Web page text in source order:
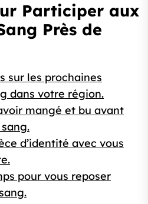
Participer aux
Près de
sur les prochaines
dans votre région.
mangé et bu avant
d’identité avec vous
pour vous reposer